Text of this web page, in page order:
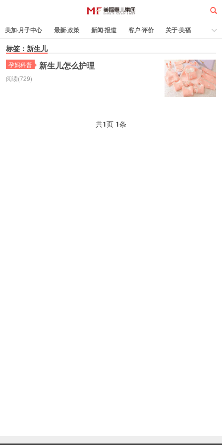
美加·月子中心 最新·政策 新闻·报道 客户·评价
关于·美福
热门·文章
所有·文章
标签：新生儿
孕妈科普 新生儿怎么护理
阅读(729)
共1页 1条